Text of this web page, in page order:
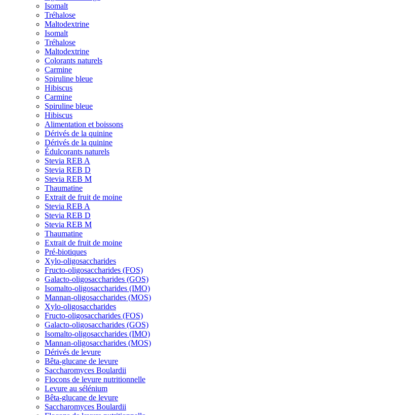
Isomalt
Tréhalose
Maltodextrine
Isomalt
Tréhalose
Maltodextrine
Colorants naturels
Carmine
Spiruline bleue
Hibiscus
Carmine
Spiruline bleue
Hibiscus
Alimentation et boissons
Dérivés de la quinine
Dérivés de la quinine
Édulcorants naturels
Stevia REB A
Stevia REB D
Stevia REB M
Thaumatine
Extrait de fruit de moine
Stevia REB A
Stevia REB D
Stevia REB M
Thaumatine
Extrait de fruit de moine
Pré-biotiques
Xylo-oligosaccharides
Fructo-oligosaccharides (FOS)
Galacto-oligosaccharides (GOS)
Isomalto-oligosaccharides (IMO)
Mannan-oligosaccharides (MOS)
Xylo-oligosaccharides
Fructo-oligosaccharides (FOS)
Galacto-oligosaccharides (GOS)
Isomalto-oligosaccharides (IMO)
Mannan-oligosaccharides (MOS)
Dérivés de levure
Bêta-glucane de levure
Saccharomyces Boulardii
Flocons de levure nutritionnelle
Levure au sélénium
Bêta-glucane de levure
Saccharomyces Boulardii